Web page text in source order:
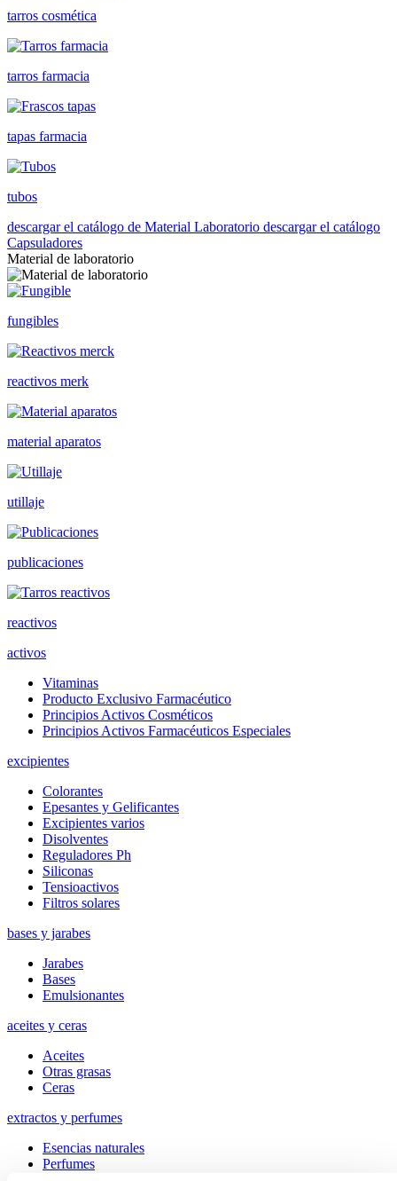
tarros cosmética
tarros farmacia
tapas farmacia
tubos
descargar el catálogo de Material Laboratorio descargar el catálogo
Capsuladores
Material de laboratorio
fungibles
reactivos merk
material aparatos
utillaje
publicaciones
reactivos
activos
Vitaminas
Producto Exclusivo Farmacéutico
Principios Activos Cosméticos
Principios Activos Farmacéuticos Especiales
excipientes
Colorantes
Epesantes y Gelificantes
Excipientes varios
Disolventes
Reguladores Ph
Siliconas
Tensioactivos
Filtros solares
bases y jarabes
Jarabes
Bases
Emulsionantes
aceites y ceras
Aceites
Otras grasas
Ceras
extractos y perfumes
Esencias naturales
Perfumes